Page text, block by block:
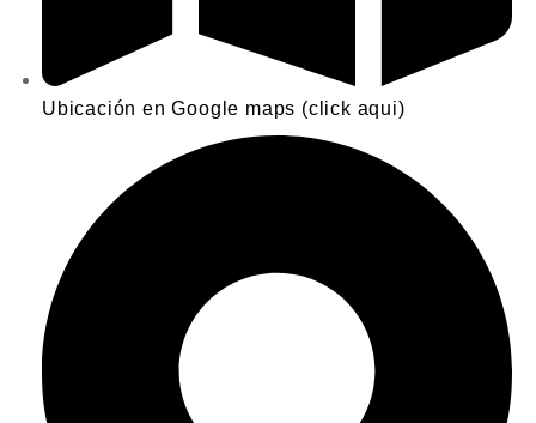
Ubicación en Google maps (click aqui)